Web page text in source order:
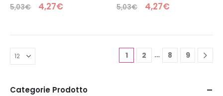
0 Su 5
5,03€ 4,27€ 0 Su 5
5,03€ 4,27€
1 2 … 8 9
Categorie Prodotto